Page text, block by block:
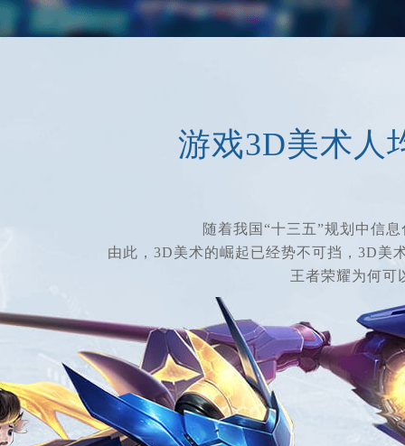
游戏3D美术人
随着我国“十三五”规划中信
由此，3D美术的崛起已经势不可挡，3D美
王者荣耀为何可